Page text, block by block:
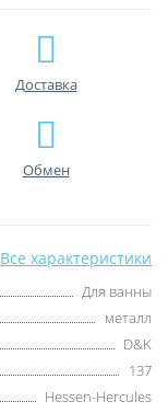
Доставка
Обмен
Все характеристики
Для ванны
металл
D&K
137
Hessen-Hercules